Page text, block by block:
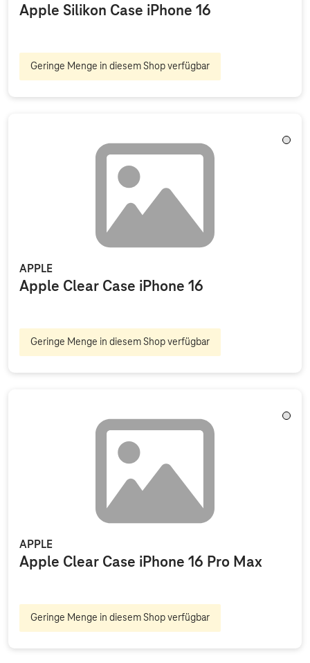
Apple Silikon Case iPhone 16
Geringe Menge in diesem Shop verfügbar
APPLE
Apple Clear Case iPhone 16
Geringe Menge in diesem Shop verfügbar
APPLE
Apple Clear Case iPhone 16 Pro Max
Geringe Menge in diesem Shop verfügbar